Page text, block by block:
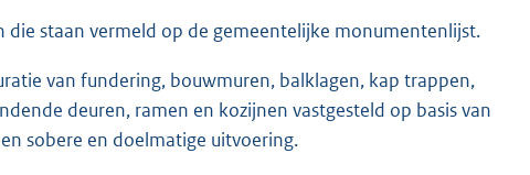
die staan vermeld op de gemeentelijke monumentenlijst.
van fundering, bouwmuren, balklagen, kap trappen,
deuren, ramen en kozijnen vastgesteld op basis van
sobere en doelmatige uitvoering.